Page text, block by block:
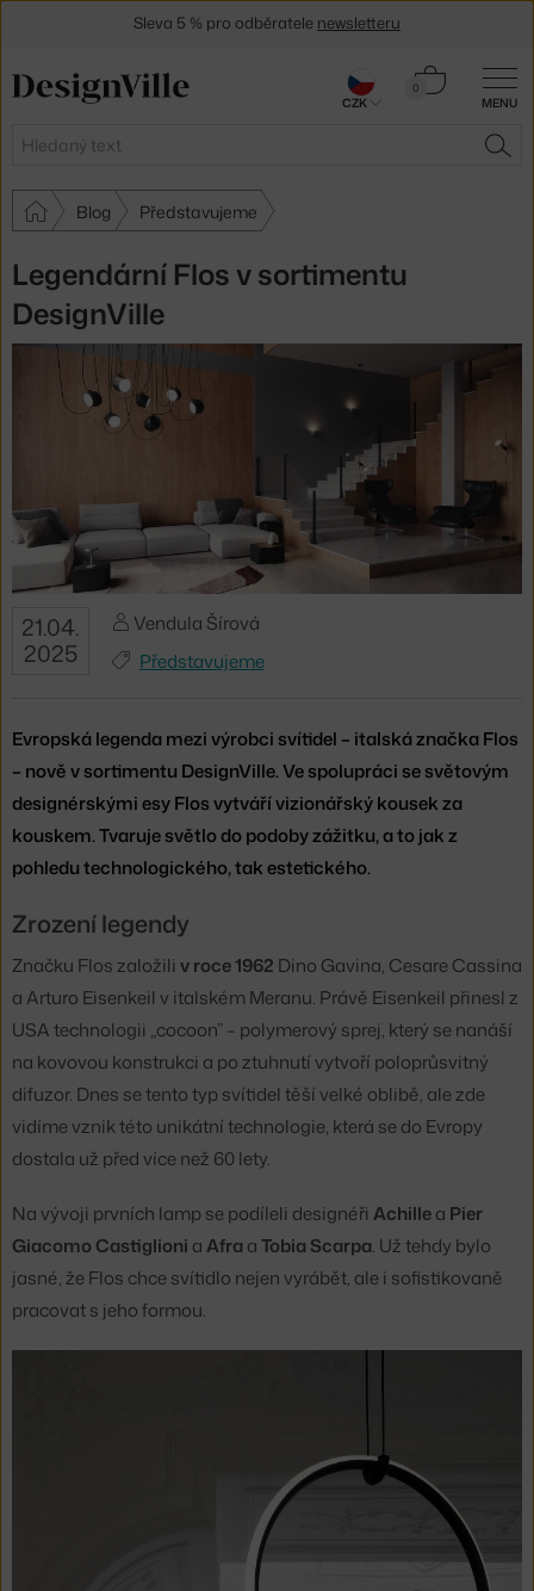
MENU
Hledat
0
Košík
Blog Představujeme
Legendární Flos v sortimentu
DesignVille
21.04.
2025
Vendula Šírová
Představujeme
Evropská legenda mezi výrobci svítidel – italská značka Flos
– nově v sortimentu DesignVille. Ve spolupráci se světovým
designérskými esy Flos vytváří vizionářský kousek za
kouskem. Tvaruje světlo do podoby zážitku, a to jak z
pohledu technologického, tak estetického.
Zrození legendy
Značku Flos založili v roce 1962 Dino Gavina, Cesare Cassina
a Arturo Eisenkeil v italském Meranu. Právě Eisenkeil přinesl z
USA technologii „cocoon” – polymerový sprej, který se nanáší
na kovovou konstrukci a po ztuhnutí vytvoří poloprůsvitný
difuzor. Dnes se tento typ svítidel těší velké oblibě, ale zde
vidíme vznik této unikátní technologie, která se do Evropy
dostala už před více než 60 lety.
Na vývoji prvních lamp se podíleli designéři Achillea Pier
Giacomo Castiglioni aAfra aTobia Scarpa. Už tehdy bylo
jasné, že Flos chce svítidlo nejen vyrábět, ale i sofistikovaně
pracovat s jeho formou.
Sleva 5 % pro odběratele newsletteru
CZK